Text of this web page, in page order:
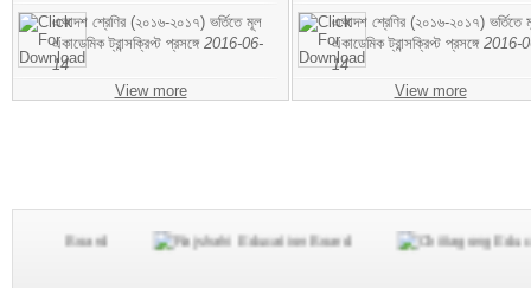
একাদশ শ্রেণির (২০১৬-২০১৭) ভর্তিতে মূল
একাডেমিক ট্রান্সক্রিপ্ট প্রসঙ্গে 2016-06-
14
View more
একাদশ শ্রেণির (২০১৬-২০১৭) ভর্তিতে
একাডেমিক ট্রান্সক্রিপ্ট প্রসঙ্গে 2016-
14
View more